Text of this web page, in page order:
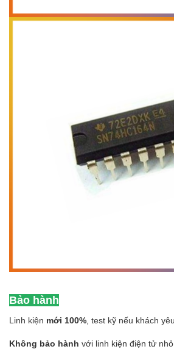
Bảo hành
Linh kiện mới 100% , test kỹ nếu khách
Không bảo hành với linh kiện điện tử